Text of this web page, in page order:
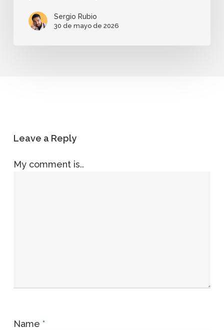
Sergio Rubio
30 de mayo de 2026
Leave a Reply
My comment is..
Name *